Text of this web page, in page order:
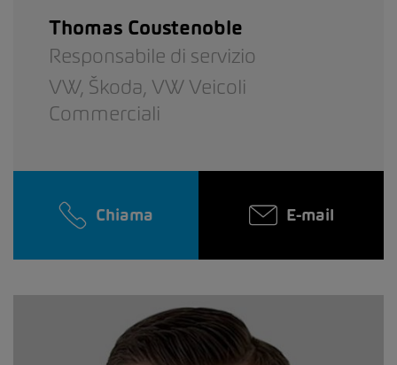
Thomas Coustenoble
Responsabile di servizio
VW, Škoda, VW Veicoli
Commerciali
Chiama E-mail